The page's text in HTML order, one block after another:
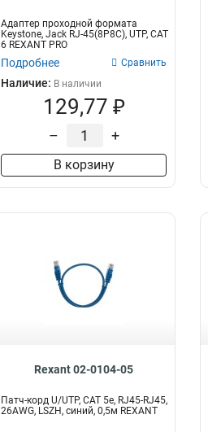
Адаптер проходной формата
Keystone, Jack RJ-45(8P8C), UTP, CAT
6 REXANT PRO
Подробнее Сравнить
Наличие: В наличии
129,77 ₽
– +
В корзину
Rexant 02-0104-05
Патч-корд U/UTP, CAT 5e, RJ45-RJ45,
26AWG, LSZH, синий, 0,5м REXANT